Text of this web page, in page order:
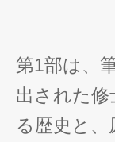
第1部は、
出された修
る歴史と